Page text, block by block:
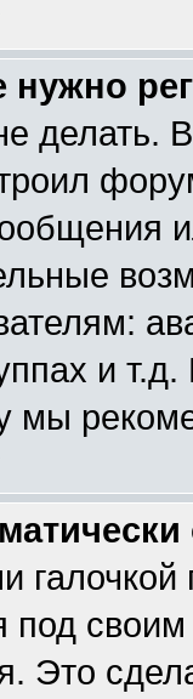
делать.
и
мы
галочкой
под
Это